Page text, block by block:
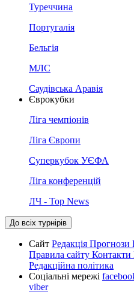
Туреччина
Португалія
Бельгія
МЛС
Саудівська Аравія
Єврокубки
Ліга чемпіонів
Ліга Європи
Суперкубок УЄФА
Ліга конференцій
ЛЧ - Top News
До всіх турнірів
Сайт Редакція Прогнози
Правила сайту Контакти
Редакційна політика
Соціальні мережі
viber